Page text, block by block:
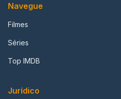
Navegue
Filmes
Séries
Top IMDB
Jurídico